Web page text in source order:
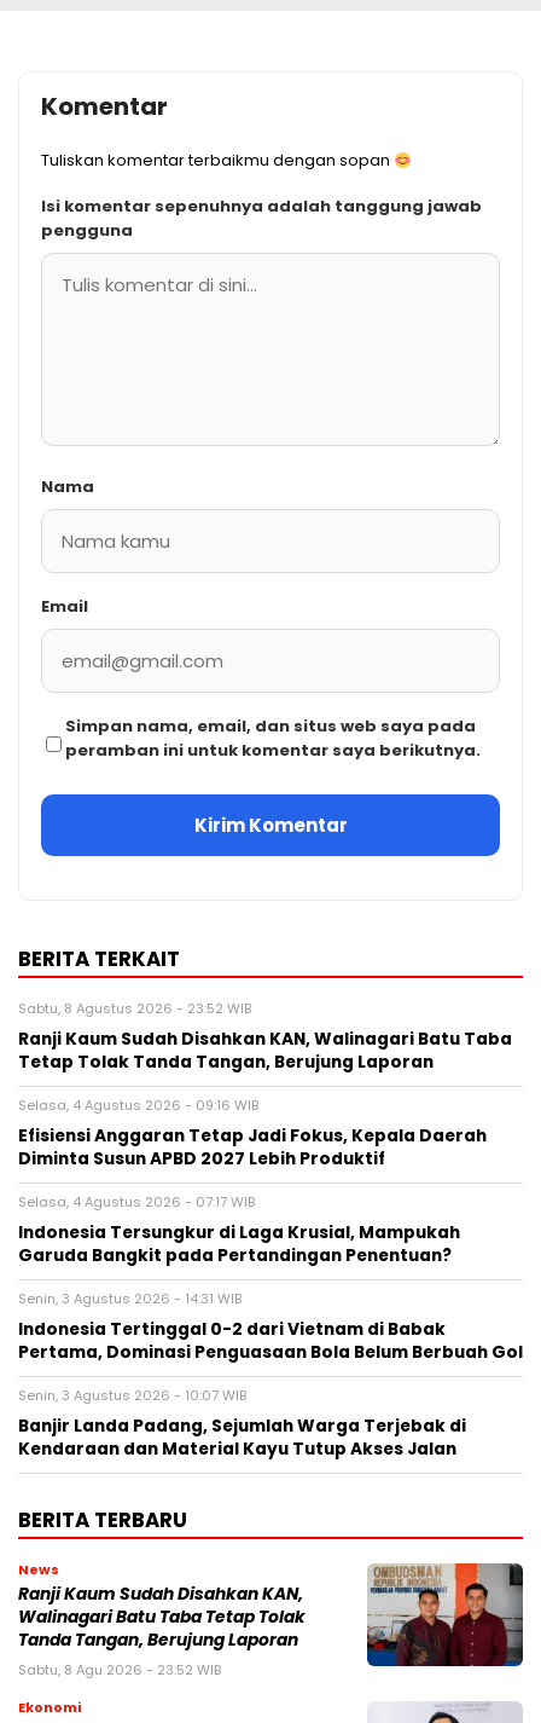
Komentar
Tuliskan komentar terbaikmu dengan sopan
Isi komentar sepenuhnya adalah tanggung jawab
pengguna
Nama
Email
Simpan nama, email, dan situs web saya pada
peramban ini untuk komentar saya berikutnya.
BERITA TERKAIT
Sabtu, 8 Agustus 2026 - 23:52 WIB
Ranji Kaum Sudah Disahkan KAN, Walinagari Batu Taba
Tetap Tolak Tanda Tangan, Berujung Laporan
Selasa, 4 Agustus 2026 - 09:16 WIB
Efisiensi Anggaran Tetap Jadi Fokus, Kepala Daerah
Diminta Susun APBD 2027 Lebih Produktif
Selasa, 4 Agustus 2026 - 07:17 WIB
Indonesia Tersungkur di Laga Krusial, Mampukah
Garuda Bangkit pada Pertandingan Penentuan?
Senin, 3 Agustus 2026 - 14:31 WIB
Indonesia Tertinggal 0-2 dari Vietnam di Babak
Pertama, Dominasi Penguasaan Bola Belum Berbuah Gol
Senin, 3 Agustus 2026 - 10:07 WIB
Banjir Landa Padang, Sejumlah Warga Terjebak di
Kendaraan dan Material Kayu Tutup Akses Jalan
BERITA TERBARU
News
Ranji Kaum Sudah Disahkan KAN,
Walinagari Batu Taba Tetap Tolak
Tanda Tangan, Berujung Laporan
Sabtu, 8 Agu 2026 - 23:52 WIB
Ekonomi